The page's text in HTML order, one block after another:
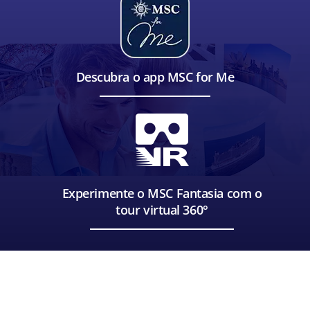
Descubra o app MSC for Me
Experimente o MSC Fantasia com o
tour virtual 360°